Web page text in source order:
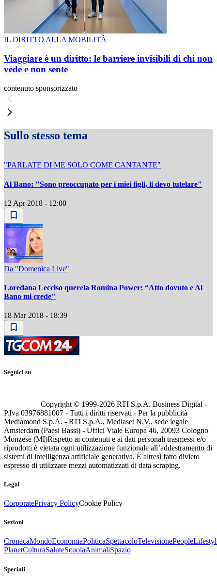
IL DIRITTO ALLA MOBILITÀ
Viaggiare è un diritto: le barriere invisibili di chi non
vede e non sente
contenuto sponsorizzato
Sullo stesso tema
"PARLATE DI ME SOLO COME CANTANTE"
Al Bano: "Sono preoccupato per i miei figli, li devo tutelare"
12 Apr 2018 - 12:00
Da "Domenica Live"
Loredana Lecciso querela Romina Power: “Atto dovuto e Al
Bano mi crede"
18 Mar 2018 - 18:39
Seguici su
Copyright © 1999-2026 RTI S.p.A. Business Digital -
P.Iva 03976881007 - Tutti i diritti riservati - Per la pubblicità
Mediamond S.p.A. - RTI S.p.A., Mediaset N.V., sede legale
Amsterdam (Paesi Bassi) - Uffici Viale Europa 46, 20093 Cologno
Monzese (MI)Rispetto ai contenuti e ai dati personali trasmessi e/o
riprodotti è vietata ogni utilizzazione funzionale all’addestramento di
sistemi di intelligenza artificiale generativa. È altresì fatto divieto
espresso di utilizzare mezzi automatizzati di data scraping.
Legal
CorporatePrivacy PolicyCookie Policy
Sezioni
CronacaMondoEconomiaPoliticaSpettacoloTelevisionePeople
PlanetCulturaSaluteScuolaAnimaliSpazio
Speciali